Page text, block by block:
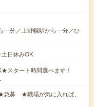
---分／上野幌駅から---分／ひ
日休みOK
スタート時間選べます！
募 ★職場が気に入れば、